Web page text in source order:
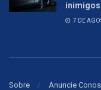
inimigos
7 DE
Sobre Anuncie